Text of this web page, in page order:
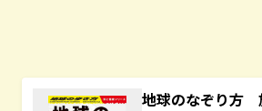
地球のなぞり方